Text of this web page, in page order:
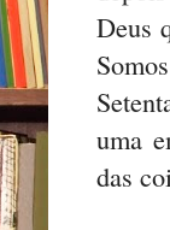
Deus
uma
das